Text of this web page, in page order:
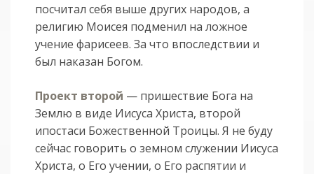
посчитал себя выше других народов, а
религию Моисея подменил на ложное
учение фарисеев. За что впоследствии и
был наказан Богом.
Проект второй — пришествие Бога на
Землю в виде Иисуса Христа, второй
ипостаси Божественной Троицы. Я не буду
сейчас говорить о земном служении Иисуса
Христа, о Его учении, о Его распятии и